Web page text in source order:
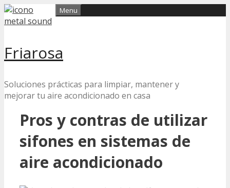
Skip
to
Friarosa
Soluciones prácticas para limpiar, mantener y
mejorar tu aire acondicionado en casa
Menu
Pros y contras de utilizar
sifones en sistemas de
aire acondicionado